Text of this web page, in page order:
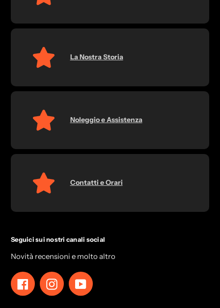
La Nostra Storia
Noleggio e Assistenza
Contatti e Orari
Seguici sui nostri canali social
Novità recensioni e molto altro
FacebookInstagramYouTube